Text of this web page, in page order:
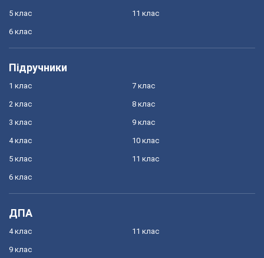
5 клас
6 клас
11 клас
Підручники
1 клас
2 клас
3 клас
4 клас
5 клас
6 клас
7 клас
8 клас
9 клас
10 клас
11 клас
ДПА
4 клас
9 клас
11 клас